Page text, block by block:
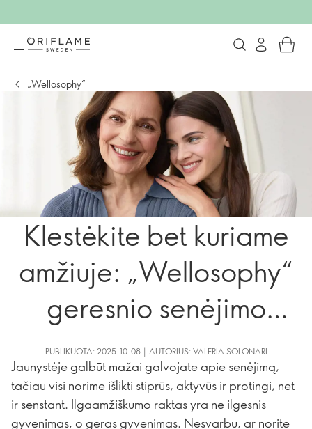
„Wellosophy“
Klestėkite bet kuriame
amžiuje: „Wellosophy“
geresnio senėjimo
gidas
PUBLIKUOTA: 2025-10-08 | AUTORIUS: VALERIA SOLONARI
Jaunystėje galbūt mažai galvojate apie senėjimą,
tačiau visi norime išlikti stiprūs, aktyvūs ir protingi, net
ir senstant. Ilgaamžiškumo raktas yra ne ilgesnis
gyvenimas, o geras gyvenimas. Nesvarbu, ar norite